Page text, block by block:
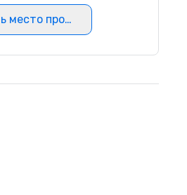
место проведения